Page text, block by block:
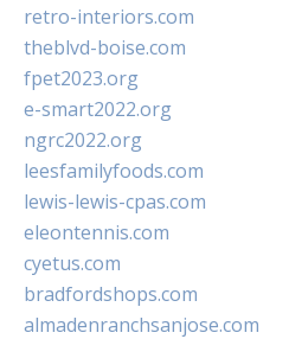
retro-interiors.com
theblvd-boise.com
fpet2023.org
e-smart2022.org
ngrc2022.org
leesfamilyfoods.com
lewis-lewis-cpas.com
eleontennis.com
cyetus.com
bradfordshops.com
almadenranchsanjose.com